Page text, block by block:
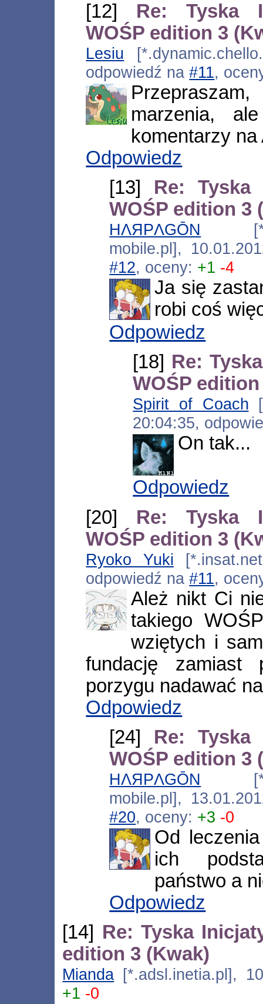
[12] Re: Tyska
WOŚP edition 3
Lesiu
odpowiedź na#11,
marzenia,
komentarzy na
Odpowiedz
[13] Re: Tyska
WOŚP edition 3
HΛЯPΛGŌN
mobile.pl],
#12, oceny: +1 -4
Ja się
robi coś
Odpowiedz
[18] Re:
WOŚP
Spirit of Coach
20:04:35,
On tak...
Odpowiedz
[20] Re: Tyska
WOŚP edition 3
Ryoko Yuki
odpowiedź na#11,
Ależ nikt Ci
takiego
wziętych i
fundację
porzygu nadawać
Odpowiedz
[24] Re: Tyska
WOŚP edition 3
HΛЯPΛGŌN
mobile.pl],
#20, oceny: +3 -0
Od
ich
państwo a
Odpowiedz
[14] Re: Tyska
edition 3 (Kwak)
Mianda [*.adsl.inetia.pl],
+1 -0